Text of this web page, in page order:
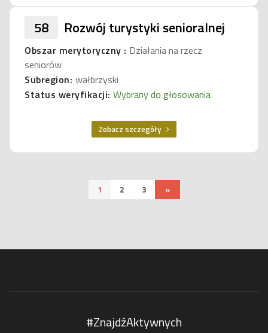
58 Rozwój turystyki senioralnej
Obszar merytoryczny : Działania na rzecz
seniorów
Subregion: wałbrzyski
Status weryfikacji: Wybrany do głosowania
Zobacz szczegóły
1 2 3 »
#ZnajdźAktywnych